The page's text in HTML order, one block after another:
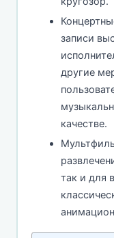
записи
другие
качестве.
так и для